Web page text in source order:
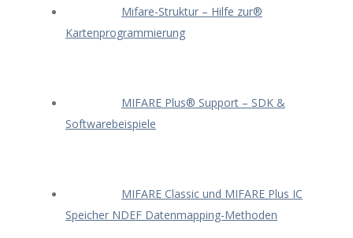
Mifare-Struktur – Hilfe zur®
Kartenprogrammierung
MIFARE Plus® Support – SDK &
Softwarebeispiele
MIFARE Classic und MIFARE Plus IC
Speicher NDEF Datenmapping-Methoden